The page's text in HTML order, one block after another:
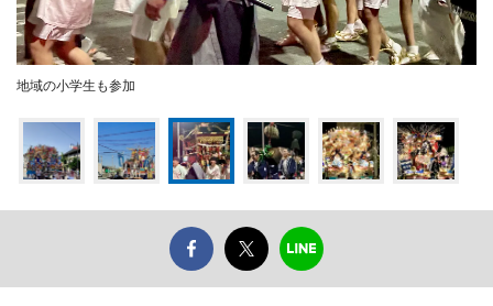
地域の小学生も参加